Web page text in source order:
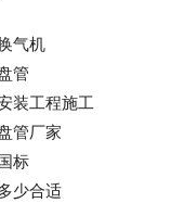
气机
管
装工程施工
管厂家
标
少合适